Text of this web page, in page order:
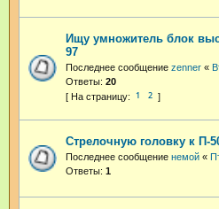
Ищу умножитель блок
97
Последнее сообщение zenner «
Ответы: 20
1 2
Стрелочную головку к П-
Последнее сообщение немой «
Ответы: 1